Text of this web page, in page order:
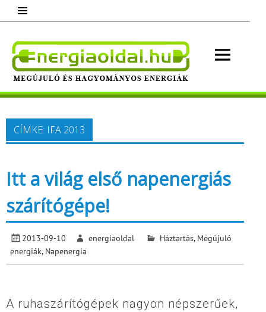
content
Megújuló és hagyományos energiák.
Minden, ami energia!
CÍMKE: IFA 2013
Itt a világ első napenergiás
szárítógépe!
2013-09-10 energiaoldal Háztartás, Megújuló
energiák, Napenergia
A ruhaszárítógépek nagyon népszerűek,